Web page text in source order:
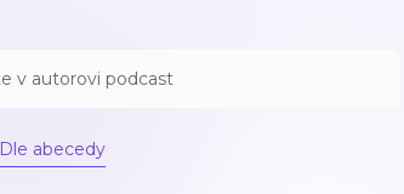
Dle abecedy